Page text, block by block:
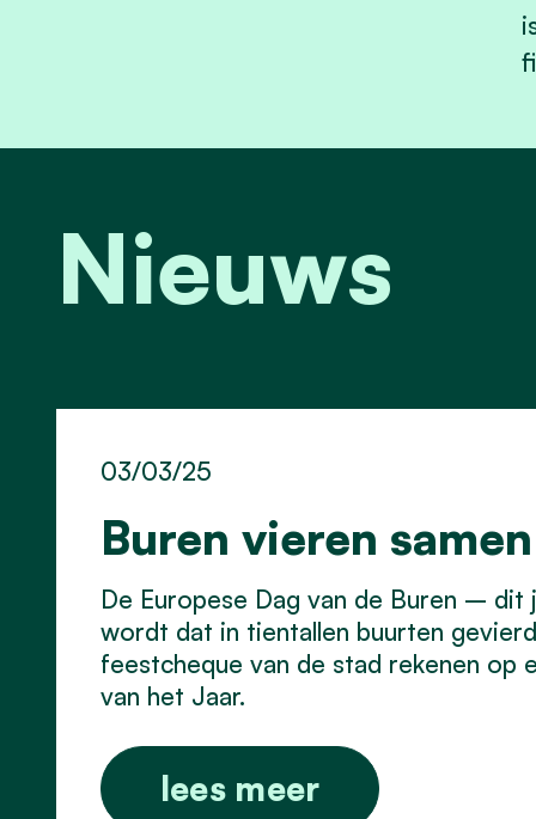
Nieuws
Buren vieren
03/03/25
De Europese Dag van de Buren –
wordt dat in tientallen buurten
feestcheque van de stad rekenen op
van het Jaar.
lees meer